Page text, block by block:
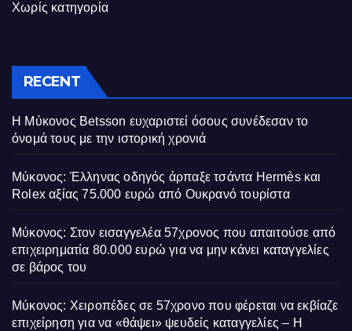
Χωρίς κατηγορία
RECENT
Η Μύκονος Betsson ευχαριστεί όσους συνέδεσαν το
όνομά τους με την ιστορική χρονιά
Μύκονος: Έλληνας οδηγός άρπαξε τσάντα Hermès και
Rolex αξίας 75.000 ευρώ από Ουκρανό τουρίστα
Μύκονος: Στον εισαγγελέα 57χρονος που απαιτούσε από
επιχειρηματία 80.000 ευρώ για να μην κάνει καταγγελίες
σε βάρος του
Μύκονος: Χειροπέδες σε 57χρονο που φέρεται να εκβίαζε
επιχείρηση για να «θάψει» ψευδείς καταγγελίες – Η